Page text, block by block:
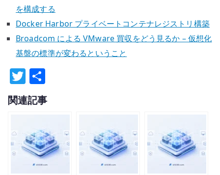
を構成する
Docker Harbor プライベートコンテナレジストリ構築
Broadcom による VMware 買収をどう見るか – 仮想化
基盤の標準が変わるということ
T
w
it
r
有
関連記事